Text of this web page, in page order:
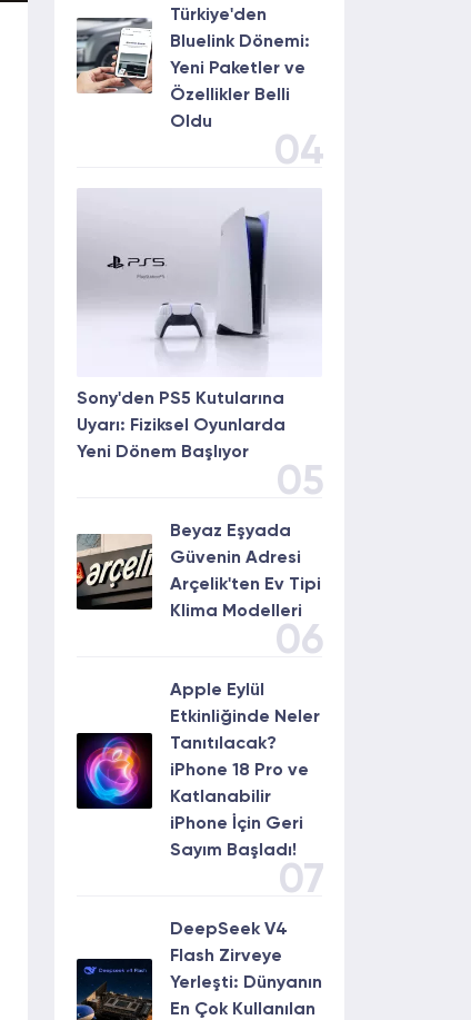
Türkiye'den
Bluelink Dönemi:
Yeni Paketler ve
Özellikler Belli
Oldu
04
Sony'den PS5 Kutularına
Uyarı: Fiziksel Oyunlarda
Yeni Dönem Başlıyor
05
Beyaz Eşyada
Güvenin Adresi
Arçelik'ten Ev Tipi
Klima Modelleri
06
Apple Eylül
Etkinliğinde Neler
Tanıtılacak?
iPhone 18 Pro ve
Katlanabilir
iPhone İçin Geri
Sayım Başladı!
07
DeepSeek V4
Flash Zirveye
Yerleşti: Dünyanın
En Çok Kullanılan